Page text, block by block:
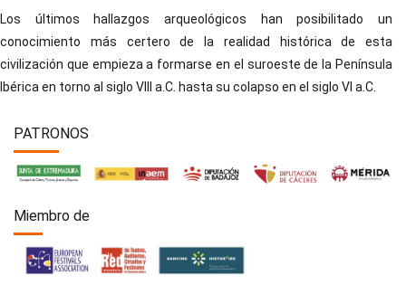
Los últimos hallazgos arqueológicos han posibilitado un
conocimiento más certero de la realidad histórica de esta
civilización que empieza a formarse en el suroeste de la Península
Ibérica en torno al siglo VIII a.C. hasta su colapso en el siglo VI a.C.
PATRONOS
Miembro de